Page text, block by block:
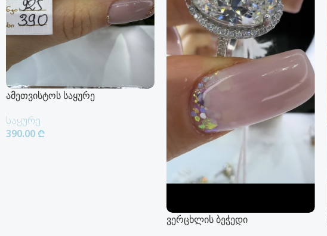
ამეთვისტოს საყურე
საყურე
390.00 ₾
ვერცხლის ბეჭედი